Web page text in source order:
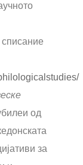
списание
од
за